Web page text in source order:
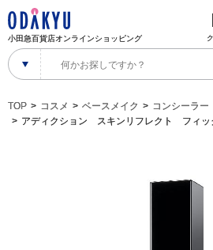
小田急百貨店オンラインショッピング
TOP コスメ ベースメイク
コンシーラー
アディクション スキンリフレクト フィ